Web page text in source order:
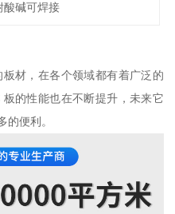
酸碱可焊接
材，在各个领域都有着广泛的
的性能也在不断提升，未来它
的便利。